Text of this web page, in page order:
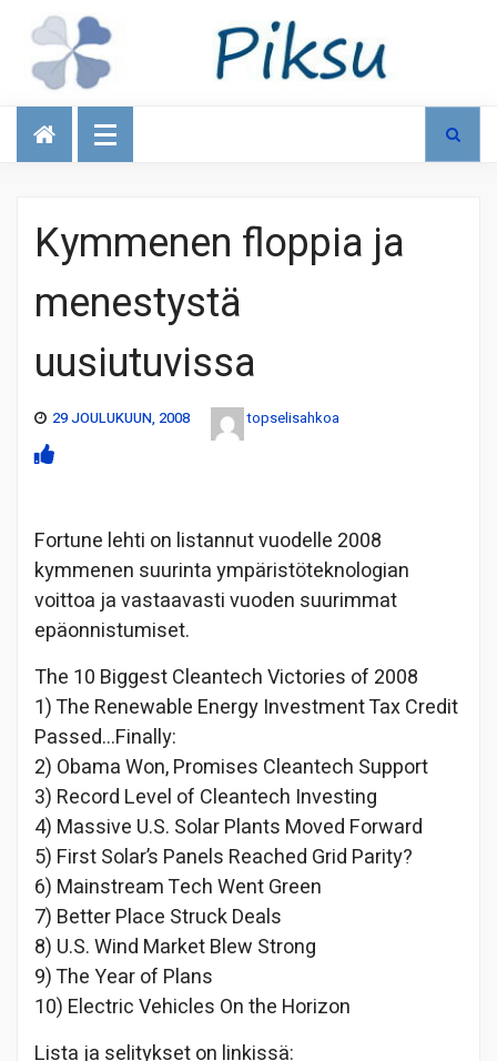
Talous
Kymmenen floppia ja
menestystä
uusiutuvissa
29 JOULUKUUN, 2008 topselisahkoa
Fortune lehti on listannut vuodelle 2008
kymmenen suurinta ympäristöteknologian
voittoa ja vastaavasti vuoden suurimmat
epäonnistumiset.
The 10 Biggest Cleantech Victories of 2008
1) The Renewable Energy Investment Tax Credit
Passed…Finally:
2) Obama Won, Promises Cleantech Support
3) Record Level of Cleantech Investing
4) Massive U.S. Solar Plants Moved Forward
5) First Solar’s Panels Reached Grid Parity?
6) Mainstream Tech Went Green
7) Better Place Struck Deals
8) U.S. Wind Market Blew Strong
9) The Year of Plans
10) Electric Vehicles On the Horizon
Lista ja selitykset on linkissä: